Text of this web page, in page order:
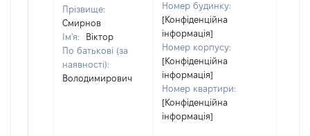
Прізвище:
Смирнов
Ім'я:
Віктор
По батькові (за
наявності):
Володимирович
Номер будинку:
[Конфіденційна
інформація]
Номер корпусу:
[Конфіденційна
інформація]
Номер квартири:
[Конфіденційна
інформація]